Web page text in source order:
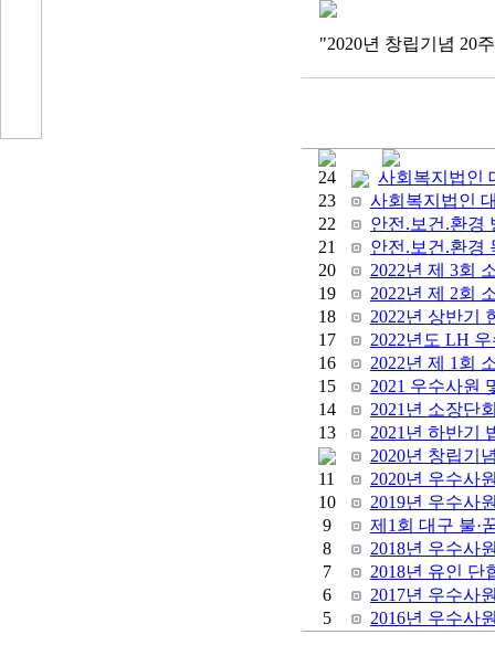
"2020년 창립기념 20
24
사회복지법인
23
사회복지법인
22
안전.보건.환경
21
안전.보건.환경
20
2022년 제 3회
19
2022년 제 2회
18
2022년 상반기
17
2022년도 LH
16
2022년 제 1회
15
2021 우수사원
14
2021년 소장단
13
2021년 하반기
2020년 창립기
11
2020년 우수사
10
2019년 우수사
9
제1회 대구 불·
8
2018년 우수사
7
2018년 유인 단
6
2017년 우수사
5
2016년 우수사